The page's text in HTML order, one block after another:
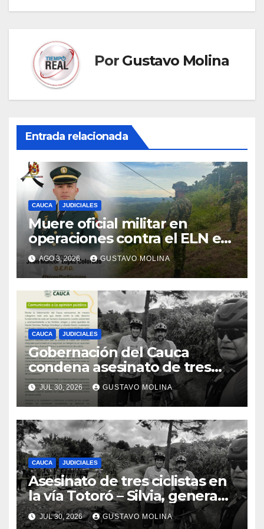
Por Gustavo Molina
Entrada relacionada
CAUCA JUDICIALES
Muere oficial militar en
operaciones contra el ELN en
el sur del Cauca
AGO 3, 2026 GUSTAVO MOLINA
CAUCA JUDICIALES
Gobernación del Cauca
condena asesinato de tres
ciudadanos y exige medidas
urgentes al Gobierno
Nacional
JUL 30, 2026 GUSTAVO MOLINA
CAUCA JUDICIALES
Asesinato de tres ciclistas en
la vía Totoró – Silvia, genera
consternación en el Cauca
JUL 30, 2026 GUSTAVO MOLINA